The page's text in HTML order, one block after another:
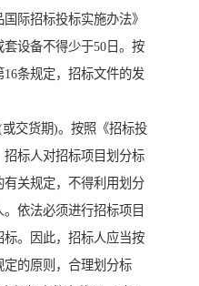
际招标投标实施办法》
设备不得少于50日。按
条规定，招标文件的发
交货期)。按照《招标投
标人对招标项目划分标
关规定，不得利用划分
依法必须进行招标项目
。因此，招标人应当按
的原则，合理划分标